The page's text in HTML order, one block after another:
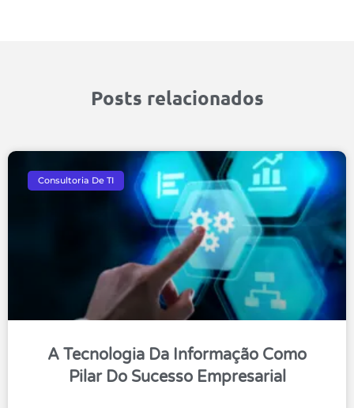
Posts relacionados
Consultoria De TI
A Tecnologia Da Informação Como
Pilar Do Sucesso Empresarial